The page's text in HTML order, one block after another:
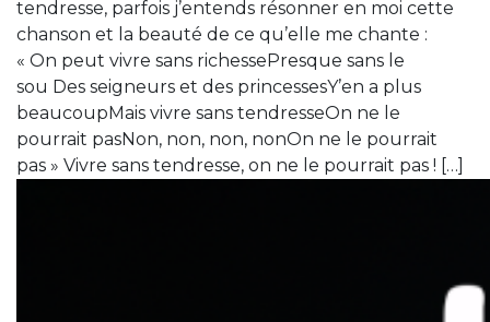
tendresse, parfois j’entends résonner en moi cette
chanson et la beauté de ce qu’elle me chante :
« On peut vivre sans richessePresque sans le
sou Des seigneurs et des princessesY’en a plus
beaucoupMais vivre sans tendresseOn ne le
pourrait pasNon, non, non, nonOn ne le pourrait
pas » Vivre sans tendresse, on ne le pourrait pas ! […]